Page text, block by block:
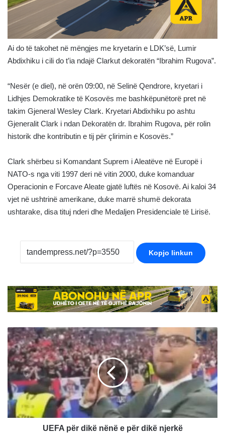
Ai do të takohet në mëngjes me kryetarin e LDK’së, Lumir
Abdixhiku i cili do t’ia ndajë Clarkut dekoratën “Ibrahim Rugova”.
“Nesër (e diel), në orën 09:00, në Selinë Qendrore, kryetari i
Lidhjes Demokratike të Kosovës me bashkëpunëtorë pret në
takim Gjeneral Wesley Clark. Kryetari Abdixhiku po ashtu
Gjeneralit Clark i ndan Dekoratën dr. Ibrahim Rugova, për rolin
historik dhe kontributin e tij për çlirimin e Kosovës.”
Clark shërbeu si Komandant Suprem i Aleatëve në Europë i
NATO-s nga viti 1997 deri në vitin 2000, duke komanduar
Operacionin e Forcave Aleate gjatë luftës në Kosovë. Ai kaloi 34
vjet në ushtrinë amerikane, duke marrë shumë dekorata
ushtarake, disa tituj nderi dhe Medaljen Presidenciale të Lirisë.
Kopjo linkun
UEFA
për
dikë
nënë
e
për
dikë
njerkë
UEFA për dikë nënë e për dikë njerkë